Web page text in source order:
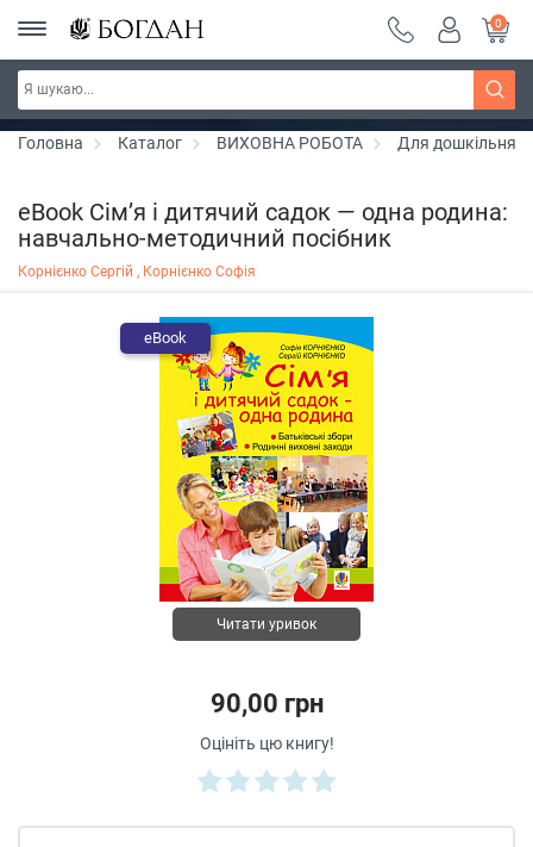
Серія "Чейзіана" ~ знижка 20%
0
Головна Каталог ВИХОВНА РОБОТА Для дошкільнят
eBook Сім’я і дитячий садок — одна родина:
навчально-методичний посібник
Корнієнко Сергій , Корнієнко Софія
eBook
Читати уривок
90,00 грн
Оцініть цю книгу!